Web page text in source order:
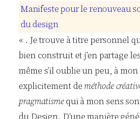
Manifestepourle renouveaus
dudesign
« . Je trouve à titre personnel
bien construit et j’en partage
même s’il oublie un peu, à
explicitement de méthode
pragmatismequi à mon sens